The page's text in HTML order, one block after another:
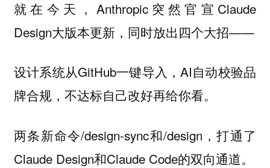
就在今天，Anthropic突然官宣Claude
Design大版本更新，同时放出四个大招——
设计系统从GitHub一键导入，AI自动校验品
牌合规，不达标自己改好再给你看。
两条新命令/design-sync和/design，打通了
Claude Design和Claude Code的双向通道。